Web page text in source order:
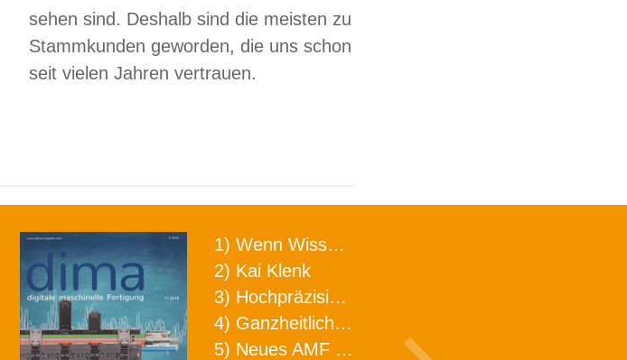
sehen sind. Deshalb sind die meisten zu
Stammkunden geworden, die uns schon
seit vielen Jahren vertrauen.
1) Wenn Wissen geht, kann ARNO WERKZEUGE helfen
2) Kai Klenk
3) Hochpräzision in neuer Dimension
4) Ganzheitlicher Ansatz für mehr Effizienz und Produktivität in der Zerspanung
5) Neues AMF Logistikzentrum feierlich eröffnet